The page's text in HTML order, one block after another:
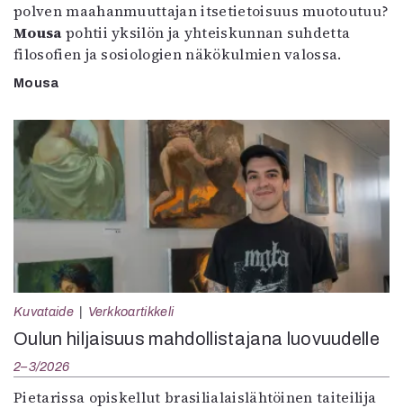
polven maahanmuuttajan itsetietoisuus muotoutuu?
Mousa pohtii yksilön ja yhteiskunnan suhdetta
filosofien ja sosiologien näkökulmien valossa.
Mousa
Kuvataide Verkkoartikkeli
Oulun hiljaisuus mahdollistajana luovuudelle
2–3/2026
Pietarissa opiskellut brasilialaislähtöinen taiteilija